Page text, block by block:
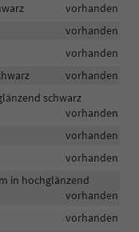
vorhanden
vorhanden
vorhanden
vorhanden
schwarz
vorhanden
vorhanden
vorhanden
in hochglänzend
vorhanden
vorhanden